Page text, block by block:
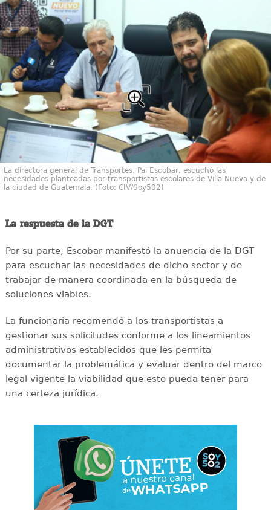
La directora general de Transportes, Pai Escobar, escuchó las
necesidades planteadas por transportistas escolares de Villa Nueva y de
la ciudad de Guatemala. (Foto: CIV/Soy502)
La respuesta de la DGT
Por su parte, Escobar manifestó la anuencia de la DGT
para escuchar las necesidades de dicho sector y de
trabajar de manera coordinada en la búsqueda de
soluciones viables.
La funcionaria recomendó a los transportistas a
gestionar sus solicitudes conforme a los lineamientos
administrativos establecidos que les permita
documentar la problemática y evaluar dentro del marco
legal vigente la viabilidad que esto pueda tener para
una certeza jurídica.